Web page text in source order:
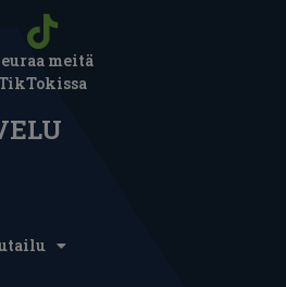
meitä